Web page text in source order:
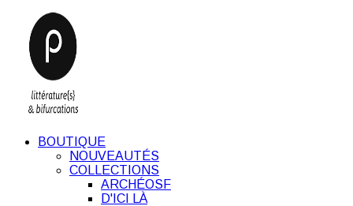
BOUTIQUE
NOUVEAUTÉS
COLLECTIONS
ARCHÉOSF
D'ICI LÀ